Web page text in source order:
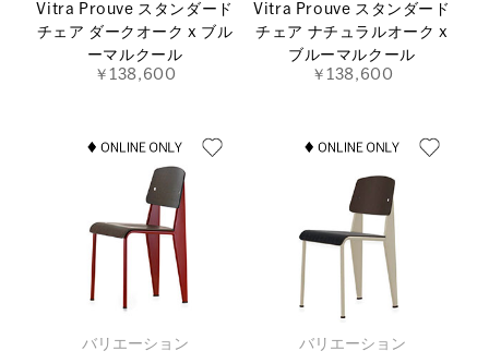
Vitra Prouve スタンダード
チェア ダークオーク x ブル
ーマルクール
￥138,600
Vitra Prouve スタンダード
チェア ナチュラルオーク x
ブルーマルクール
￥138,600
バリエーション
バリエーション